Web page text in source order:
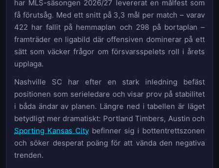
har MLS-säsongen 2026/27 levererat en målfest som
få förutsåg. Med ett snitt på 3,3 mål per match – varav
422 har fallit på hemmaplan och 298 på bortaplan –
framträder en ligabild där offensiven dominerar på ett
sätt som väcker frågor om försvarsspelets roll i årets
upplaga.
Nashville SC har efter en stark inledning befäst
positionen som serieledare och visar prov på stabilitet
i båda ändar av planen. Längre ned i tabellen är läget
betydligt mer dramatiskt: Portland Timbers, Austin och
Sporting Kansas City befinner sig i bottentrettszonen
och söker desperat poäng för att vända den negativa
trenden.